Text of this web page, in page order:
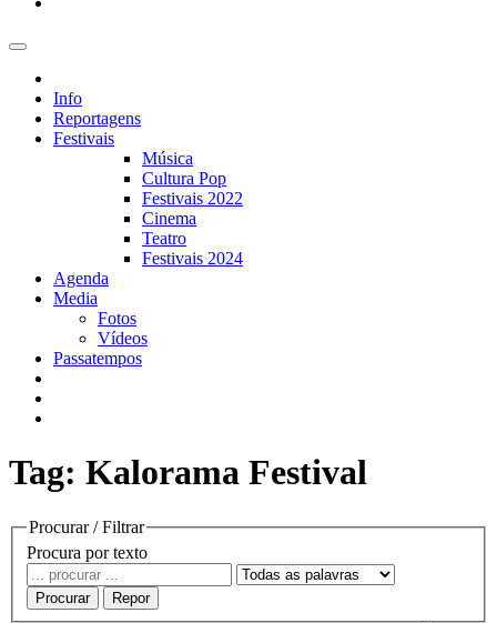
Info
Reportagens
Festivais
Música
Cultura Pop
Festivais 2022
Cinema
Teatro
Festivais 2024
Agenda
Media
Fotos
Vídeos
Passatempos
Tag: Kalorama Festival
Procurar / Filtrar
Procura por texto
Procurar Repor